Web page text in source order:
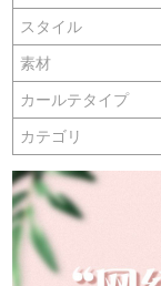
スタイル
素材
カールテタイプ
カテゴリ